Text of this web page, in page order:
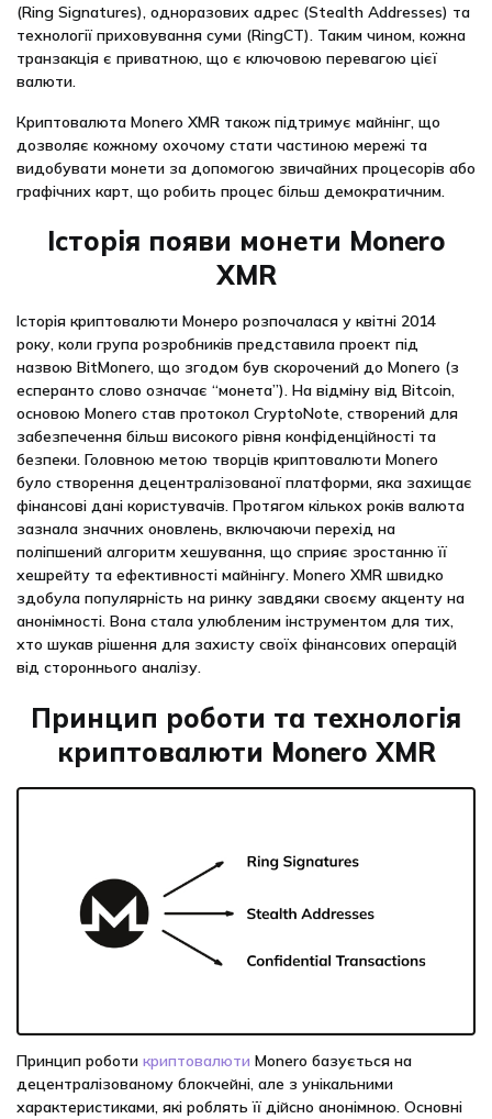
(Ring Signatures), одноразових адрес (Stealth Addresses) та
технології приховування суми (RingCT). Таким чином, кожна
транзакція є приватною, що є ключовою перевагою цієї
валюти.
Криптовалюта Monero XMR також підтримує майнінг, що
дозволяє кожному охочому стати частиною мережі та
видобувати монети за допомогою звичайних процесорів або
графічних карт, що робить процес більш демократичним.
Історія появи монети Monero
XMR
Історія криптовалюти Монеро розпочалася у квітні 2014
року, коли група розробників представила проект під
назвою BitMonero, що згодом був скорочений до Monero (з
есперанто слово означає “монета”). На відміну від Bitcoin,
основою Monero став протокол CryptoNote, створений для
забезпечення більш високого рівня конфіденційності та
безпеки. Головною метою творців криптовалюти Monero
було створення децентралізованої платформи, яка захищає
фінансові дані користувачів. Протягом кількох років валюта
зазнала значних оновлень, включаючи перехід на
поліпшений алгоритм хешування, що сприяє зростанню її
хешрейту та ефективності майнінгу. Monero XMR швидко
здобула популярність на ринку завдяки своєму акценту на
анонімності. Вона стала улюбленим інструментом для тих,
хто шукав рішення для захисту своїх фінансових операцій
від стороннього аналізу.
Принцип роботи та технологія
криптовалюти Monero XMR
Принцип роботи криптовалюти Monero базується на
децентралізованому блокчейні, але з унікальними
характеристиками, які роблять її дійсно анонімною. Основні